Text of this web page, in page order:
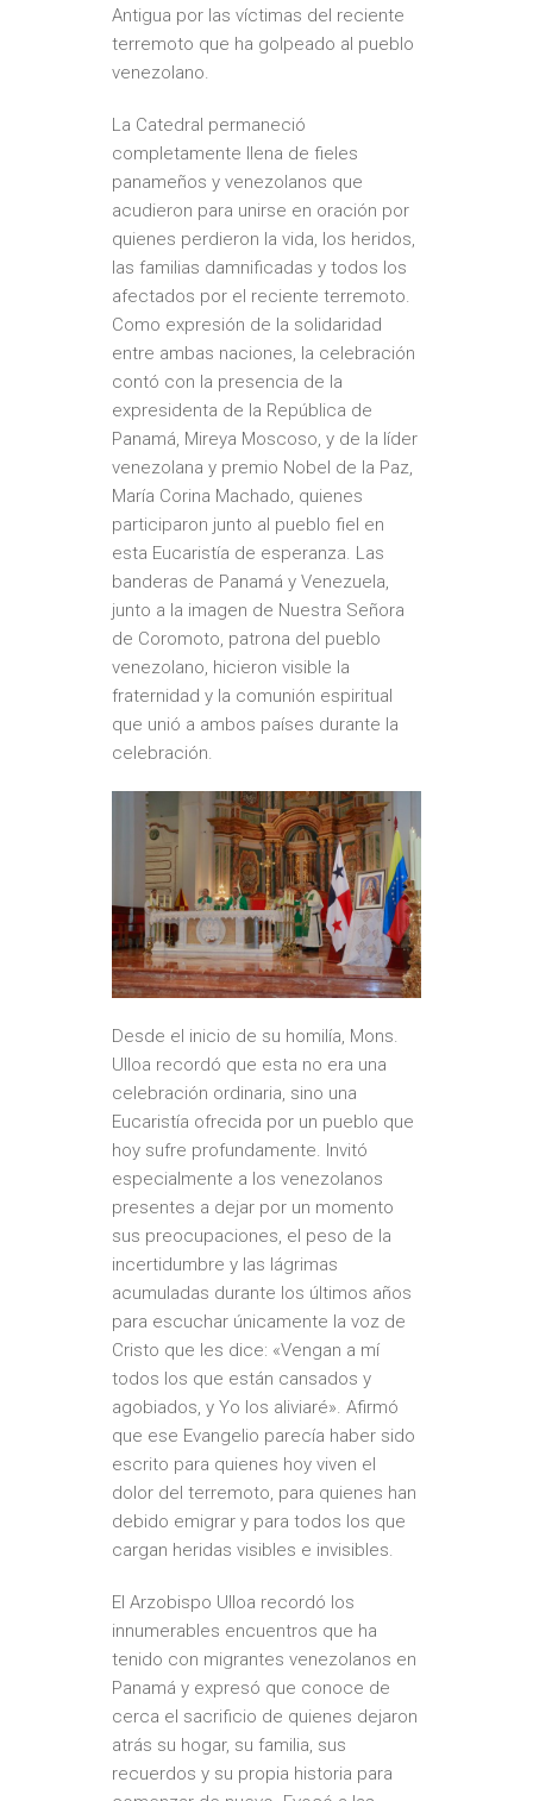
Antigua por las víctimas del reciente
terremoto que ha golpeado al pueblo
venezolano.
La Catedral permaneció
completamente llena de fieles
panameños y venezolanos que
acudieron para unirse en oración por
quienes perdieron la vida, los heridos,
las familias damnificadas y todos los
afectados por el reciente terremoto.
Como expresión de la solidaridad
entre ambas naciones, la celebración
contó con la presencia de la
expresidenta de la República de
Panamá, Mireya Moscoso, y de la líder
venezolana y premio Nobel de la Paz,
María Corina Machado, quienes
participaron junto al pueblo fiel en
esta Eucaristía de esperanza. Las
banderas de Panamá y Venezuela,
junto a la imagen de Nuestra Señora
de Coromoto, patrona del pueblo
venezolano, hicieron visible la
fraternidad y la comunión espiritual
que unió a ambos países durante la
celebración.
Desde el inicio de su homilía, Mons.
Ulloa recordó que esta no era una
celebración ordinaria, sino una
Eucaristía ofrecida por un pueblo que
hoy sufre profundamente. Invitó
especialmente a los venezolanos
presentes a dejar por un momento
sus preocupaciones, el peso de la
incertidumbre y las lágrimas
acumuladas durante los últimos años
para escuchar únicamente la voz de
Cristo que les dice: «Vengan a mí
todos los que están cansados y
agobiados, y Yo los aliviaré». Afirmó
que ese Evangelio parecía haber sido
escrito para quienes hoy viven el
dolor del terremoto, para quienes han
debido emigrar y para todos los que
cargan heridas visibles e invisibles.
El Arzobispo Ulloa recordó los
innumerables encuentros que ha
tenido con migrantes venezolanos en
Panamá y expresó que conoce de
cerca el sacrificio de quienes dejaron
atrás su hogar, su familia, sus
recuerdos y su propia historia para